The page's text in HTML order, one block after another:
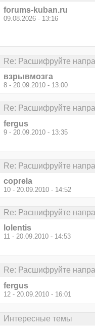
forums-kuban.ru
09.08.2026 - 13:16
Re: Расшифруйте
взрывмозга
8 - 20.09.2010 - 13:00
Re: Расшифруйте
fergus
9 - 20.09.2010 - 13:35
Re: Расшифруйте
coprela
10 - 20.09.2010 - 14:52
Re: Расшифруйте
lolentis
11 - 20.09.2010 - 14:53
Re: Расшифруйте
fergus
12 - 20.09.2010 - 16:01
Интересные темы